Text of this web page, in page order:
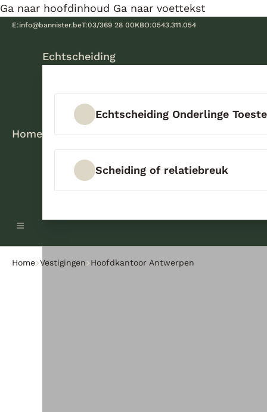
Ga naar hoofdinhoud Ga naar voettekst
E:info@bannister.beT:03/369 28 00KBO:0543.311.054
Home
Echtscheiding
Echtscheiding Onderlinge
Scheiding of relatiebreuk
Home Vestigingen Hoofdkantoor Antwerpen